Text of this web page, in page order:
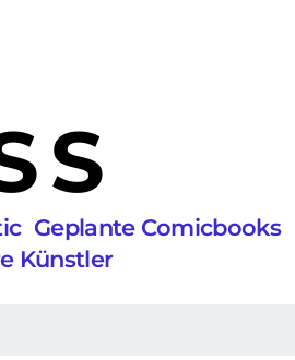
Geplante Comicbooks
Künstler